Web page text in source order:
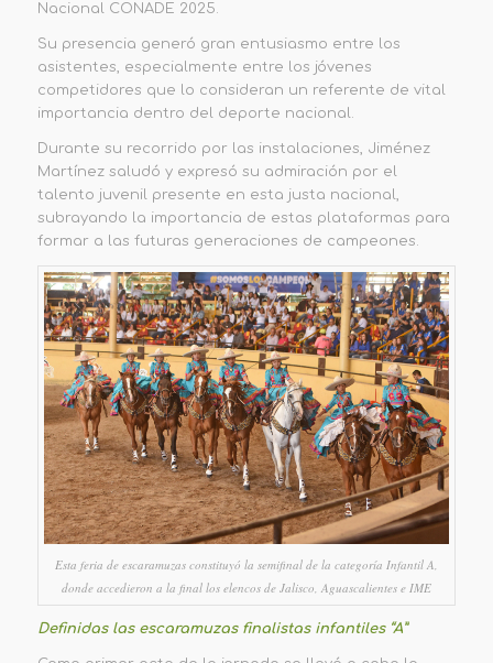
Nacional CONADE 2025.
Su presencia generó gran entusiasmo entre los
asistentes, especialmente entre los jóvenes
competidores que lo consideran un referente de vital
importancia dentro del deporte nacional.
Durante su recorrido por las instalaciones, Jiménez
Martínez saludó y expresó su admiración por el
talento juvenil presente en esta justa nacional,
subrayando la importancia de estas plataformas para
formar a las futuras generaciones de campeones.
Esta feria de escaramuzas constituyó la semifinal de la categoría Infantil A,
donde accedieron a la final los elencos de Jalisco, Aguascalientes e IME
Definidas las escaramuzas finalistas infantiles “A”